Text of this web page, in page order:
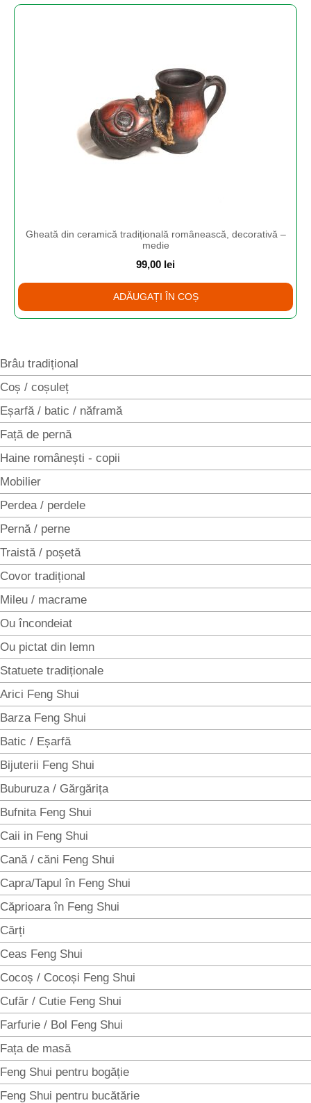
Gheată din ceramică tradițională românească, decorativă –
medie
99,00 lei
ADĂUGAȚI ÎN COȘ
Brâu tradițional
Coș / coșuleț
Eșarfă / batic / năframă
Față de pernă
Haine românești - copii
Mobilier
Perdea / perdele
Pernă / perne
Traistă / poșetă
Covor tradițional
Mileu / macrame
Ou încondeiat
Ou pictat din lemn
Statuete tradiționale
Arici Feng Shui
Barza Feng Shui
Batic / Eșarfă
Bijuterii Feng Shui
Buburuza / Gărgărița
Bufnita Feng Shui
Caii in Feng Shui
Cană / căni Feng Shui
Capra/Tapul în Feng Shui
Căprioara în Feng Shui
Cărți
Ceas Feng Shui
Cocoș / Cocoși Feng Shui
Cufăr / Cutie Feng Shui
Farfurie / Bol Feng Shui
Fața de masă
Feng Shui pentru bogăție
Feng Shui pentru bucătărie